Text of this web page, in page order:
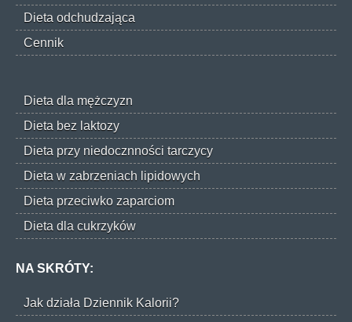
Dieta odchudzająca
Cennik
Dieta dla mężczyzn
Dieta bez laktozy
Dieta przy niedocznności tarczycy
Dieta w zabrzeniach lipidowych
Dieta przeciwko zaparciom
Dieta dla cukrzyków
NA SKRÓTY:
Jak działa Dziennik Kalorii?